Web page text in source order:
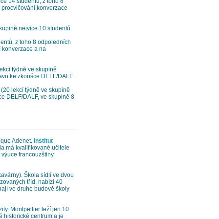
konverzace
nejvíce 10 studentů.
z toho 8 odpoledních
a na
týdně ve skupině
ke zkoušce DELF/DALF.
lekcí týdně ve skupině
DELF/DALF, ve skupině 8
Adenet. Institut
má kvalifikované učitele
francouzštiny
Škola sídlí ve dvou
tříd, nabízí 40
ve druhé budově školy
Montpellier leží jen 10
historické centrum a je